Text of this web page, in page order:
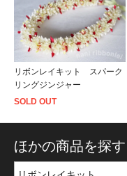
リボンレイキット スパーク
リングジンジャー
SOLD OUT
ほかの商品を探す